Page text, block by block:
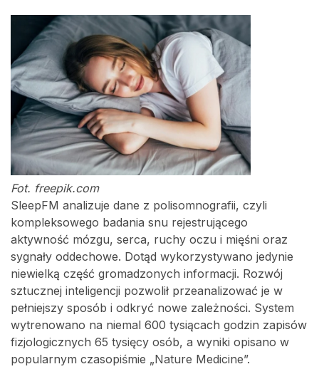
Fot. freepik.com
SleepFM analizuje dane z polisomnografii, czyli
kompleksowego badania snu rejestrującego
aktywność mózgu, serca, ruchy oczu i mięśni oraz
sygnały oddechowe. Dotąd wykorzystywano jedynie
niewielką część gromadzonych informacji. Rozwój
sztucznej inteligencji pozwolił przeanalizować je w
pełniejszy sposób i odkryć nowe zależności. System
wytrenowano na niemal 600 tysiącach godzin zapisów
fizjologicznych 65 tysięcy osób, a wyniki opisano w
popularnym czasopiśmie „Nature Medicine”.